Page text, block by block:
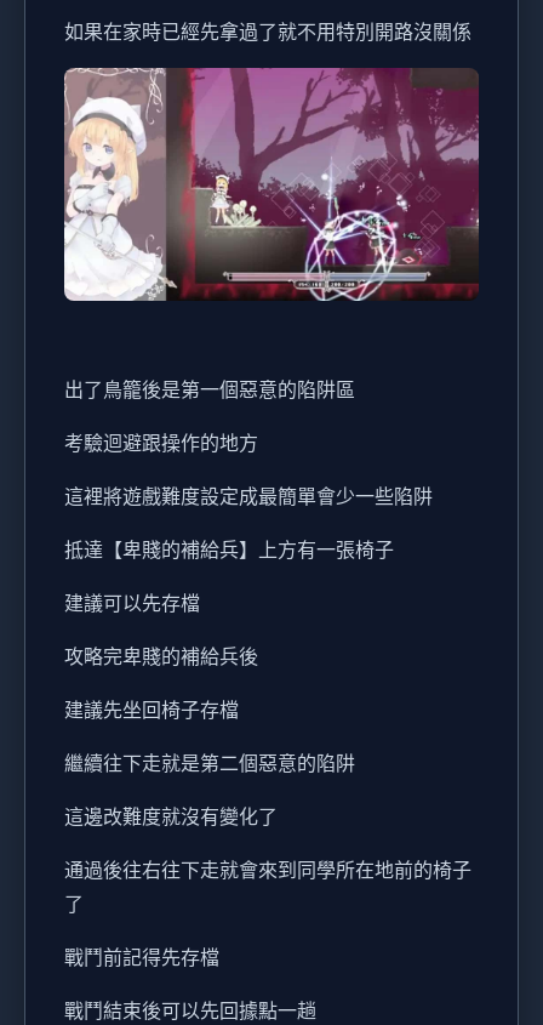
如果在家時已經先拿過了就不用特別開路沒關係
出了鳥籠後是第一個惡意的陷阱區
考驗迴避跟操作的地方
這裡將遊戲難度設定成最簡單會少一些陷阱
抵達【卑賤的補給兵】上方有一張椅子
建議可以先存檔
攻略完卑賤的補給兵後
建議先坐回椅子存檔
繼續往下走就是第二個惡意的陷阱
這邊改難度就沒有變化了
通過後往右往下走就會來到同學所在地前的椅子
了
戰鬥前記得先存檔
戰鬥結束後可以先回據點一趟